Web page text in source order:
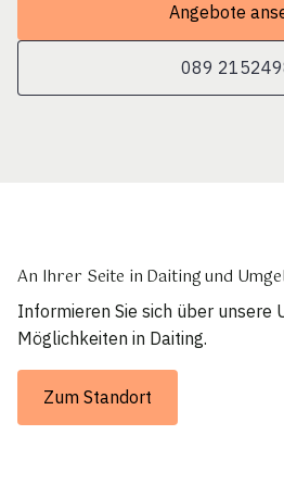
Angebote
089
An Ihrer Seite in Daiting und
Informieren Sie sich über unsere
Möglichkeiten in Daiting.
Zum Standort